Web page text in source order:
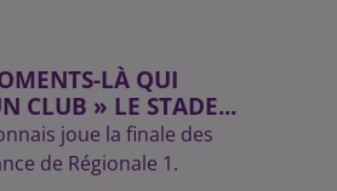
LÀ QUI
CLUB » LE STADE...
joue la finale des
de Régionale 1.